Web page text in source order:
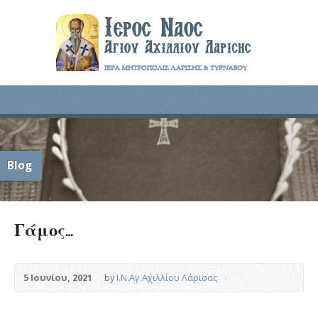
Blog
Γάμος…
5 Ιουνίου, 2021 byΙ.Ν.Αγ.Αχιλλίου Λάρισας